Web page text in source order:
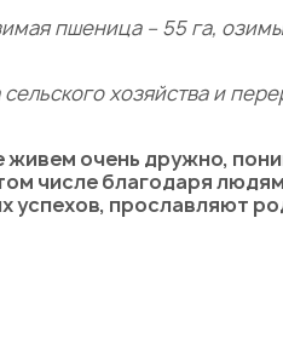
пшеница – 55 га,
хозяйства и
очень дружно,
числе благодаря
успехов, прославляют